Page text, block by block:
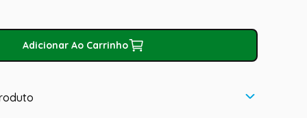
Adicionar Ao Carrinho